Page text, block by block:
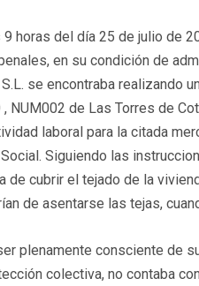
horas del día 25 de julio de
en su condición de
S.L. se encontraba realizando
NUM002 de Las Torres de
laboral para la citada
Siguiendo las
de cubrir el tejado de la
de asentarse las tejas,
plenamente consciente de
colectiva, no contaba